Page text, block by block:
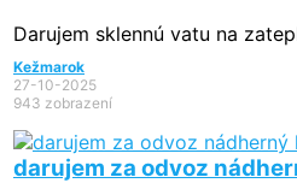
Darujem sklennú vatu na
Kežmarok
27-10-2025
943 zobrazení
darujem za odvoz